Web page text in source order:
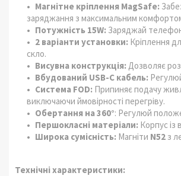
Магнітне кріплення MagSafe:
заряджання з максимальним
Потужність 15W: Заряджай
2 варіанти установки: Кріплення
скло.
Висувна конструкція: Дозволяє
Вбудований USB-C кабель:
Система FOD: Припиняє подачу
виключаючи ймовірності перегріву.
Обертання на 360°: Регулюй
Першокласні матеріали: Корпус із
Широка сумісність: Магніти N52 з
Технічні характеристики: